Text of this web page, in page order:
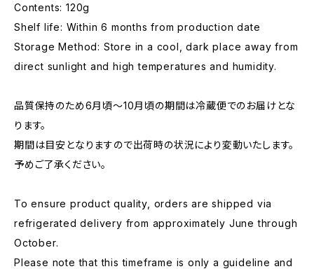
Contents: 120g
Shelf life: Within 6 months from production date
Storage Method: Store in a cool, dark place away from
direct sunlight and high temperatures and humidity.
品質保持のため6月頃～10月頃の期間は冷蔵便でのお届けとな
ります。
期間は目安となりますので出荷時の状況により変動いたします。
予めご了承ください。
To ensure product quality, orders are shipped via
refrigerated delivery from approximately June through
October.
Please note that this timeframe is only a guideline and